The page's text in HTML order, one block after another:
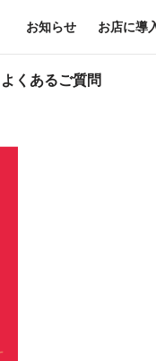
よくあるご質問
お知らせ お店に導